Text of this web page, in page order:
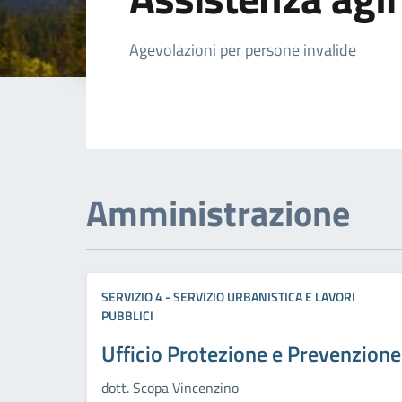
Dettagli della
Agevolazioni per persone invalide
Amministrazione
SERVIZIO 4 - SERVIZIO URBANISTICA E LAVORI
PUBBLICI
Ufficio Protezione e Prevenzione
dott. Scopa Vincenzino